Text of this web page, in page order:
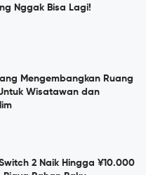
Nggak Bisa Lagi!
Mengembangkan Ruang
Wisatawan dan
2 Naik Hingga ¥10.000